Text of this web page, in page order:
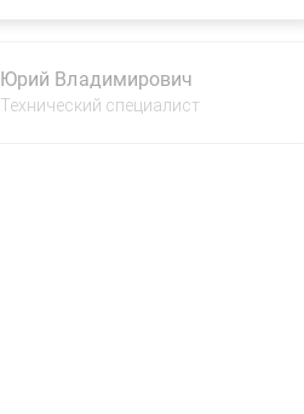
Юрий Владимирович
Технический специалист